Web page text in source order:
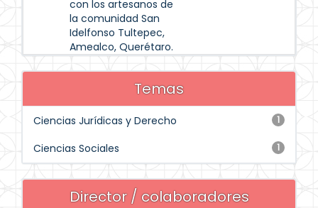
con los artesanos de
la comunidad San
Idelfonso Tultepec,
Amealco, Querétaro.
Temas
1
Ciencias Jurídicas y Derecho
1
Ciencias Sociales
Director / colaboradores